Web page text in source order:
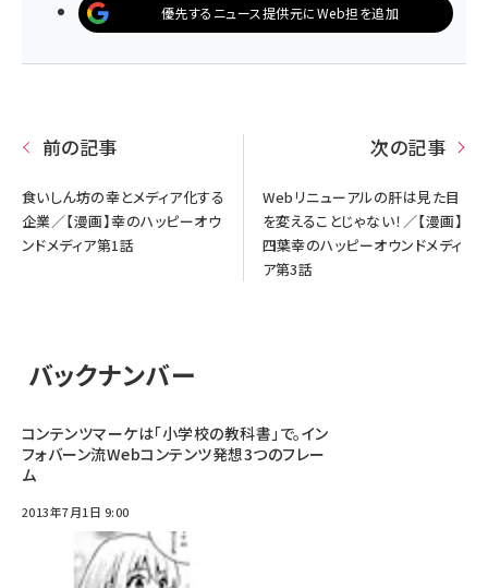
優先するニュース提供元にWeb担を追加
前の記事
食いしん坊の幸とメディア化する
企業／【漫画】幸のハッピーオウ
ンドメディア第1話
次の記事
Webリニューアルの肝は見た目
を変えることじゃない！／【漫画】
四葉幸のハッピーオウンドメディ
ア第3話
バックナンバー
コンテンツマーケは「小学校の教科書」で。イン
フォバーン流Webコンテンツ発想3つのフレー
ム
2013年7月1日 9:00